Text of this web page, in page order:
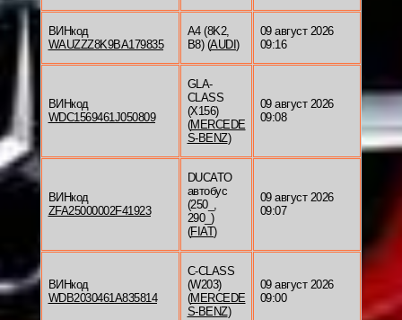
ВИНкод
WAUZZZ8K9BA179835
A4 (8K2,
B8) (AUDI )
09 август 2026
09:16
ВИНкод
WDC1569461J050809
GLA-
CLASS
(X156)
(MERCEDE
S-BENZ)
09 август 2026
09:08
ВИНкод
ZFA25000002F41923
DUCATO
автобус
(250_,
290_)
(FIAT)
09 август 2026
09:07
ВИНкод
WDB2030461A835814
C-CLASS
(W203)
(MERCEDE
S-BENZ)
09 август 2026
09:00